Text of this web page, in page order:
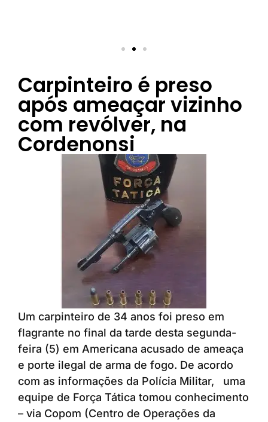
Carpinteiro é preso
após ameaçar vizinho
com revólver, na
Cordenonsi
Um carpinteiro de 34 anos foi preso em
flagrante no final da tarde desta segunda-
feira (5) em Americana acusado de ameaça
e porte ilegal de arma de fogo. De acordo
com as informações da Polícia Militar, uma
equipe de Força Tática tomou conhecimento
– via Copom (Centro de Operações da